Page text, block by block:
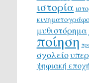
ιστορία
μυθιστόρημα
ποίηση
σχολείο
ψηφιακή εποχή